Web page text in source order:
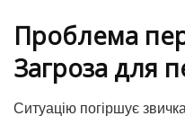
Проблема
Загроза для
Ситуацію погіршує